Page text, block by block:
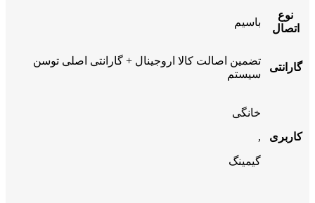
نوع
اتصال
باسیم
گارانتی
تضمین اصالت کالا اروجینال + گارانتی اصلی توسن
سیستم
کاربری
خانگی
,
گیمینگ